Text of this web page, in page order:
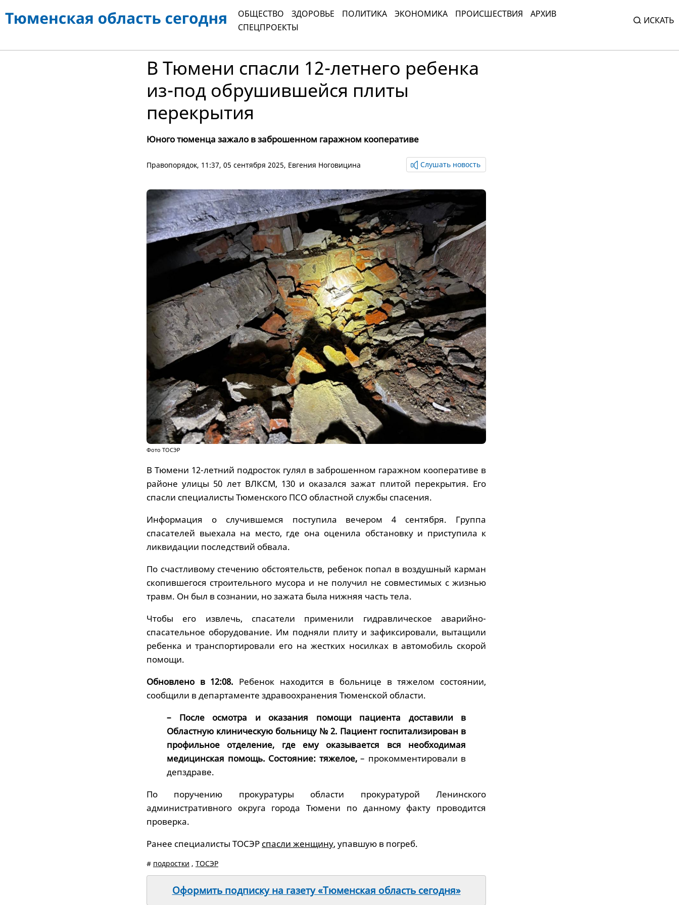
ОБЩЕСТВО ЗДОРОВЬЕ ПОЛИТИКА ЭКОНОМИКА ПРОИСШЕСТВИЯ
АРХИВ
СПЕЦПРОЕКТЫ
ИСКАТЬ
В Тюмени спасли 12-летнего ребенка
из-под обрушившейся плиты
перекрытия
Юного тюменца зажало в заброшенном гаражном кооперативе
Правопорядок, 11:37, 05 сентября 2025, Евгения Ноговицина Слушать новость
Фото ТОСЭР
В Тюмени 12-летний подросток гулял в заброшенном гаражном кооперативе в
районе улицы 50 лет ВЛКСМ, 130 и оказался зажат плитой перекрытия. Его
спасли специалисты Тюменского ПСО областной службы спасения.
Информация о случившемся поступила вечером 4 сентября. Группа
спасателей выехала на место, где она оценила обстановку и приступила к
ликвидации последствий обвала.
По счастливому стечению обстоятельств, ребенок попал в воздушный карман
скопившегося строительного мусора и не получил не совместимых с жизнью
травм. Он был в сознании, но зажата была нижняя часть тела.
Чтобы его извлечь, спасатели применили гидравлическое аварийно-
спасательное оборудование. Им подняли плиту и зафиксировали, вытащили
ребенка и транспортировали его на жестких носилках в автомобиль скорой
помощи.
Обновлено в 12:08. Ребенок находится в больнице в тяжелом состоянии,
сообщили в департаменте здравоохранения Тюменской области.
– После осмотра и оказания помощи пациента доставили в
Областную клиническую больницу № 2. Пациент госпитализирован в
профильное отделение, где ему оказывается вся необходимая
медицинская помощь. Состояние: тяжелое,– прокомментировали в
депздраве.
По поручению прокуратуры области прокуратурой Ленинского
административного округа города Тюмени по данному факту проводится
проверка.
Ранее специалисты ТОСЭР спасли женщину, упавшую в погреб.
# подростки , ТОСЭР
Оформить подписку на газету «Тюменская область сегодня»